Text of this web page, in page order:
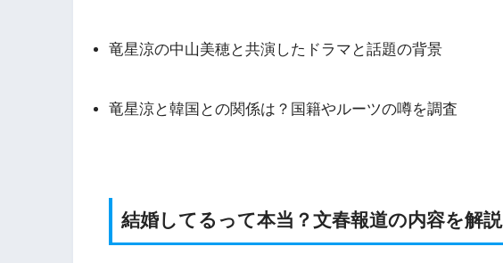
竜星涼の中山美穂と共演したドラマと話題の背景
竜星涼と韓国との関係は？国籍やルーツの噂を調査
結婚してるって本当？文春報道の内容を解説